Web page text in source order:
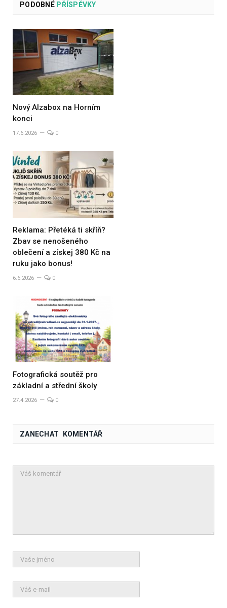
PODOBNÉPŘÍSPĚVKY
Nový Alzabox na Horním
konci
17.6.2026 0
Reklama: Přetéká ti skříň?
Zbav se nenošeného
oblečení a získej 380 Kč na
ruku jako bonus!
6.6.2026 0
Fotografická soutěž pro
základní a střední školy
27.4.2026 0
ZANECHAT KOMENTÁŘ